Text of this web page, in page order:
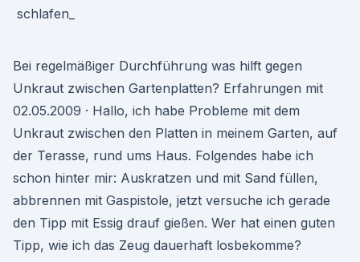
Bei regelmäßiger Durchführung was hilft gegen
Unkraut zwischen Gartenplatten? Erfahrungen mit
02.05.2009 · Hallo, ich habe Probleme mit dem
Unkraut zwischen den Platten in meinem Garten, auf
der Terasse, rund ums Haus. Folgendes habe ich
schon hinter mir: Auskratzen und mit Sand füllen,
abbrennen mit Gaspistole, jetzt versuche ich gerade
den Tipp mit Essig drauf gießen. Wer hat einen guten
Tipp, wie ich das Zeug dauerhaft losbekomme?